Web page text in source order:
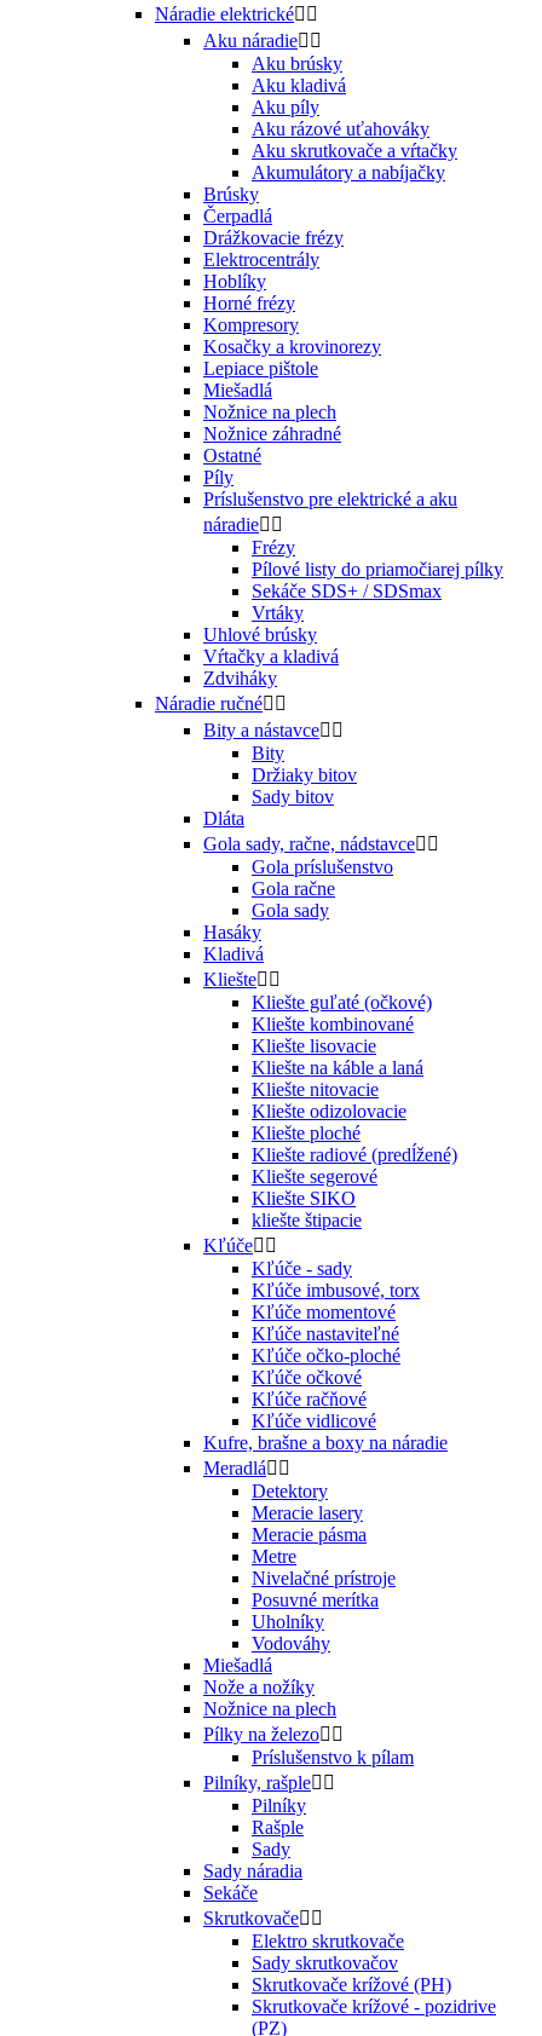
Náradie elektrické 
Aku náradie 
Aku brúsky
Aku kladivá
Aku píly
Aku rázové uťahováky
Aku skrutkovače a vŕtačky
Akumulátory a nabíjačky
Brúsky
Čerpadlá
Drážkovacie frézy
Elektrocentrály
Hoblíky
Horné frézy
Kompresory
Kosačky a krovinorezy
Lepiace pištole
Miešadlá
Nožnice na plech
Nožnice záhradné
Ostatné
Píly
Príslušenstvo pre elektrické a aku
náradie 
Frézy
Pílové listy do priamočiarej pílky
Sekáče SDS+ / SDSmax
Vrtáky
Uhlové brúsky
Vŕtačky a kladivá
Zdviháky
Náradie ručné 
Bity a nástavce 
Bity
Držiaky bitov
Sady bitov
Dláta
Gola sady, račne, nádstavce 
Gola príslušenstvo
Gola račne
Gola sady
Hasáky
Kladivá
Kliešte 
Kliešte guľaté (očkové)
Kliešte kombinované
Kliešte lisovacie
Kliešte na káble a laná
Kliešte nitovacie
Kliešte odizolovacie
Kliešte ploché
Kliešte radiové (predĺžené)
Kliešte segerové
Kliešte SIKO
kliešte štipacie
Kľúče 
Kľúče - sady
Kľúče imbusové, torx
Kľúče momentové
Kľúče nastaviteľné
Kľúče očko-ploché
Kľúče očkové
Kľúče račňové
Kľúče vidlicové
Kufre, brašne a boxy na náradie
Meradlá 
Detektory
Meracie lasery
Meracie pásma
Metre
Nivelačné prístroje
Posuvné merítka
Uholníky
Vodováhy
Miešadlá
Nože a nožíky
Nožnice na plech
Pílky na železo 
Príslušenstvo k pílam
Pilníky, rašple 
Pilníky
Rašple
Sady
Sady náradia
Sekáče
Skrutkovače 
Elektro skrutkovače
Sady skrutkovačov
Skrutkovače krížové (PH)
Skrutkovače krížové - pozidrive
(PZ)